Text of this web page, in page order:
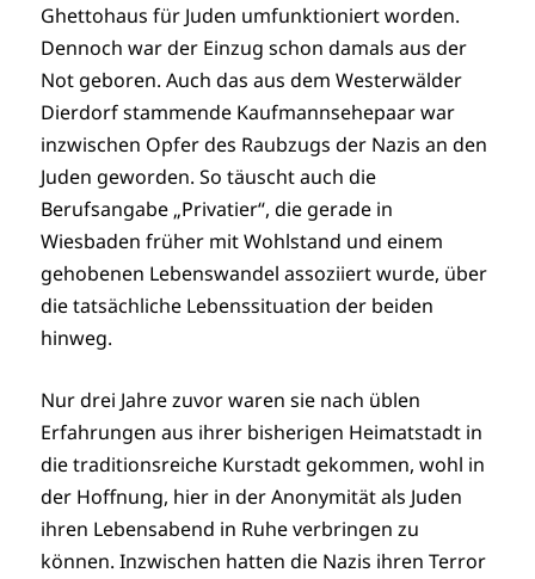
Ghettohaus für Juden umfunktioniert worden.
Dennoch war der Einzug schon damals aus der
Not geboren. Auch das aus dem Westerwälder
Dierdorf stammende Kaufmannsehepaar war
inzwischen Opfer des Raubzugs der Nazis an den
Juden geworden. So täuscht auch die
Berufsangabe „Privatier“, die gerade in
Wiesbaden früher mit Wohlstand und einem
gehobenen Lebenswandel assoziiert wurde, über
die tatsächliche Lebenssituation der beiden
hinweg.
Nur drei Jahre zuvor waren sie nach üblen
Erfahrungen aus ihrer bisherigen Heimatstadt in
die traditionsreiche Kurstadt gekommen, wohl in
der Hoffnung, hier in der Anonymität als Juden
ihren Lebensabend in Ruhe verbringen zu
können. Inzwischen hatten die Nazis ihren Terror